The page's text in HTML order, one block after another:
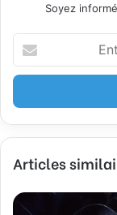
Soyez
t
e
z
o
r
Articles